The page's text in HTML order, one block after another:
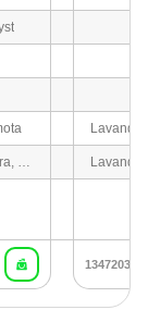
Rosa Turca, Rosa Búlgara, Jasmim
1347203